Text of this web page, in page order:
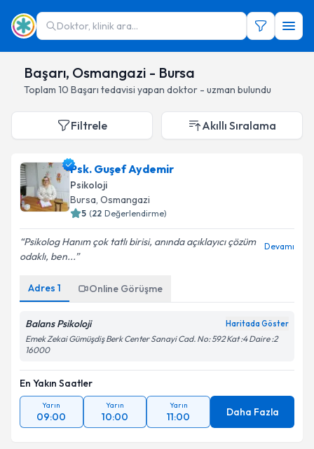
Doktor, klinik ara...
Başarı, Osmangazi - Bursa
Toplam 10 Başarı tedavisi yapan doktor - uzman bulundu
Filtrele Akıllı Sıralama
Psk. Guşef Aydemir
Psikoloji
Bursa, Osmangazi
5 (22 Değerlendirme)
Psikolog Hanım çok tatlı birisi, anında açıklayıcı çözüm
odaklı, ben...
Devamı
Adres 1 Online Görüşme
Balans Psikoloji Haritada Göster
Emek Zekai Gümüşdiş Berk Center Sanayi Cad. No: 592 Kat :4 Daire :2
16000
En Yakın Saatler
Yarın
09:00
Yarın
10:00
Yarın
11:00 Daha Fazla